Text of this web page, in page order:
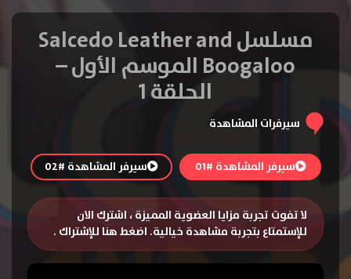
مسلسل Salcedo Leather and
Boogaloo الموسم الأول –
الحلقة 1
سيرفرات المشاهدة
سيرفر المشاهدة #01 سيرفر المشاهدة #02
لا تفوت تجربة مزايا العضوية المميزة ، اشترك الان
للإستمتاع بتجربة مشاهدة خيالية. اضغط هنا للإشتراك .